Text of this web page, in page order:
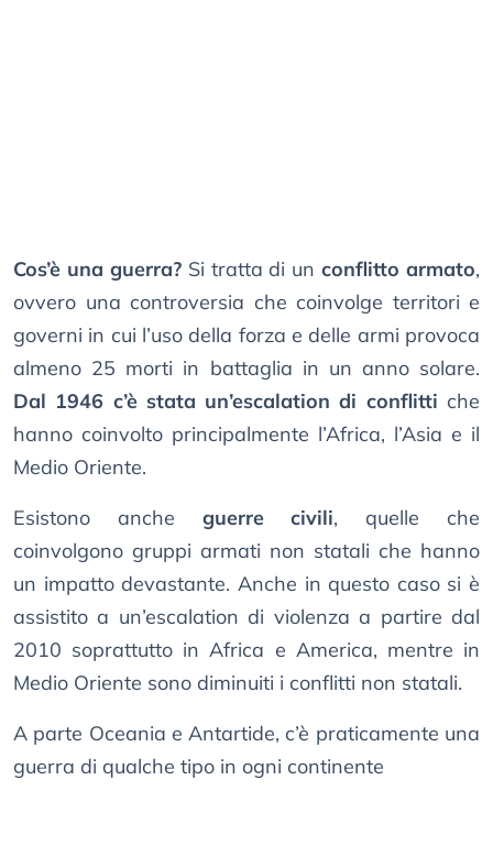
Cos’è una guerra?Si tratta di unconflitto armato,
ovvero una controversia che coinvolge territori e
governi in cui l’uso della forza e delle armi provoca
almeno 25 morti in battaglia in un anno solare.
Dal 1946 c’è stata un’escalation di conflitti che
hanno coinvolto principalmente l’Africa, l’Asia e il
Medio Oriente.
Esistono anche guerre civili, quelle che
coinvolgono gruppi armati non statali che hanno
un impatto devastante. Anche in questo caso si è
assistito a un’escalation di violenza a partire dal
2010 soprattutto in Africa e America, mentre in
Medio Oriente sono diminuiti i conflitti non statali.
A parte Oceania e Antartide, c’è praticamente una
guerra di qualche tipo in ogni continente